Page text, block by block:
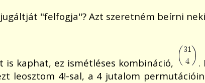
"felfogja"? Azt szeretném beírni
kaphat, ez ismétléses kombináció,
.
leosztom 4!-sal, a 4 jutalom